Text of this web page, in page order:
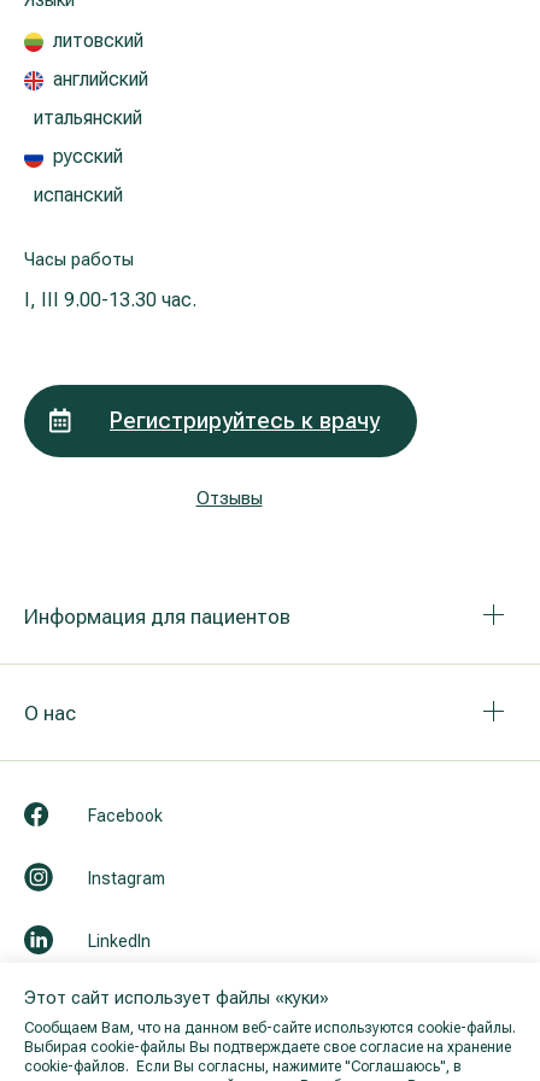
Этот сайт использует файлы «куки»
Сообщаем Вам, что на данном веб-сайте используются cookie-файлы.
Выбирая cookie-файлы Вы подтверждаете свое согласие на хранение
cookie-файлов. Если Вы согласны, нажимите "Cоглашаюсь", в
литовский
английский
итальянский
русский
испанский
Часы работы
I, III 9.00-13.30 час.
Регистрируйтесь к врачу
Отзывы
Информация для пациентов
О нас
Facebook
Instagram
LinkedIn
Youtube
Все услуги
Все врачи